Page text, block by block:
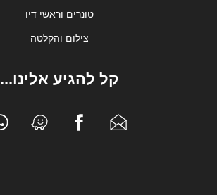
טונרים וראשי דיו
צילום והקלטה
קל להגיע אלינו...